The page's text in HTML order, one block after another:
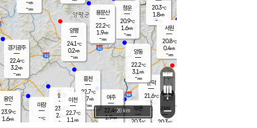
문막
21.6℃
2.6m/s
mm
부론
20.3℃
청운
20.9℃
1.6m/s
-mm
용인
23.9℃
1.6m/s
여주
22.4℃
1.9m/s
양동
22.2℃
3.1m/s
-mm
경기광주
22.4℃
3.2m/s
-mm
-m/s
-mm
흥천
22.7℃
0.7m/s
-mm
마장
-℃
설봉
23.7
2.6 m/s
- mm
20.3℃
1.8m/s
- mm
귀래
20.3℃
서원
20.8℃
0.4m/s
-mm
용문산
22.2℃
1.9m/s
-mm
이천
22.7℃
1.1 m/s
양평
24.1℃
0.2m/s
-mm
+
−
20 km